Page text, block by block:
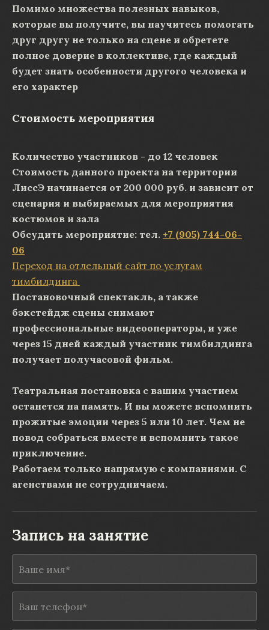
Помимо множества полезных навыков,
которые вы получите, вы научитесь помогать
друг другу не только на сцене и обретете
полное доверие в коллективе, где каждый
будет знать особенности другого человека и
его характер
Стоимость мероприятия
Количество участников - до 12 человек
Стоимость данного проекта на территории
ЛиссЭ начинается от 200 000 руб. и зависит от
сценария и выбираемых для мероприятия
костюмов и зала
Обсудить мероприятие: тел. +7 (905) 744-06-
06
Переход на отлельный сайт по услугам
тимбилдинга
Постановочный спектакль, а также
бэкстейдж сцены снимают
профессиональные видеооператоры, и уже
через 15 дней каждый участник тимбилдинга
получает получасовой фильм.
Театральная постановка с вашим участием
останется на память. И вы можете вспомнить
прожитые эмоции через 5 или 10 лет. Чем не
повод собраться вместе и вспомнить такое
приключение.
Работаем только напрямую с компаниями. С
агенствами не сотрудничаем.
Запись на занятие